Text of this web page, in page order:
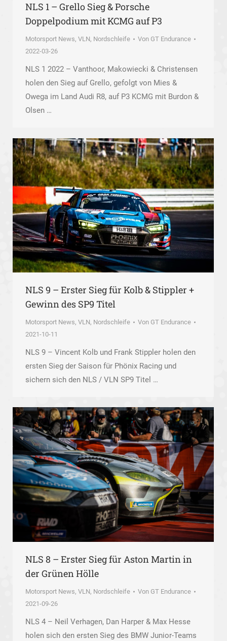
NLS 1 – Grello Sieg & Porsche
Doppelpodium mit KCMG auf P3
Motorsport News, VLN, Nordschleife Von GT Endurance
2022-03-26
NLS 1 2022 – Vanthoor, Makowiecki & Christensen
holen den Sieg auf Grello, gefolgt von Mies &
Owega im Land Audi R8, auf P3 KCMG mit Burdon &
Olsen …
NLS 9 – Erster Sieg für Kolb & Stippler +
Gewinn des SP9 Titel
Motorsport News, VLN, Nordschleife Von GT Endurance
2021-10-11
NLS 9 – Vincent Kolb und Frank Stippler holen den
ersten Sieg der Saison für Phönix Racing und
sichern sich den NLS / VLN SP9 Titel …
NLS 8 – Erster Sieg für Aston Martin in
der Grünen Hölle
Motorsport News, VLN, Nordschleife Von GT Endurance
2021-09-26
NLS 4 – Neil Verhagen, Dan Harper & Max Hesse
holen sich den ersten Sieg des BMW Junior-Teams